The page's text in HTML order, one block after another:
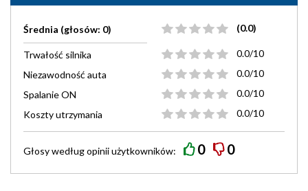
Średnia (głosów: 0) (0.0)
Trwałość silnika
0.0/10
Niezawodność auta
0.0/10
Spalanie ON
0.0/10
Koszty utrzymania
0.0/10
Głosy wedługopiniiużytkowników: 0 0